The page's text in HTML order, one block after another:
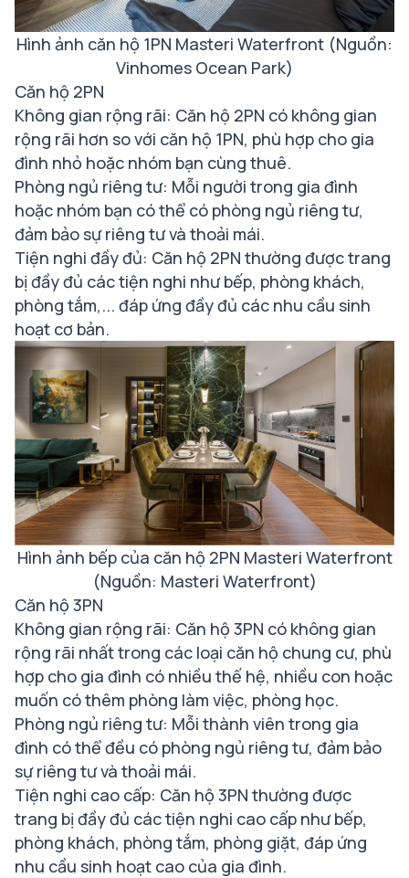
Hình ảnh căn hộ 1PN Masteri Waterfront (Nguồn:
Vinhomes Ocean Park)
Căn hộ 2PN
Không gian rộng rãi: Căn hộ 2PN có không gian
rộng rãi hơn so với căn hộ 1PN, phù hợp cho gia
đình nhỏ hoặc nhóm bạn cùng thuê.
Phòng ngủ riêng tư: Mỗi người trong gia đình
hoặc nhóm bạn có thể có phòng ngủ riêng tư,
đảm bảo sự riêng tư và thoải mái.
Tiện nghi đầy đủ: Căn hộ 2PN thường được trang
bị đầy đủ các tiện nghi như bếp, phòng khách,
phòng tắm,... đáp ứng đầy đủ các nhu cầu sinh
hoạt cơ bản.
Hình ảnh bếp của căn hộ 2PN Masteri Waterfront
(Nguồn: Masteri Waterfront)
Căn hộ 3PN
Không gian rộng rãi: Căn hộ 3PN có không gian
rộng rãi nhất trong các loại căn hộ chung cư, phù
hợp cho gia đình có nhiều thế hệ, nhiều con hoặc
muốn có thêm phòng làm việc, phòng học.
Phòng ngủ riêng tư: Mỗi thành viên trong gia
đình có thể đều có phòng ngủ riêng tư, đảm bảo
sự riêng tư và thoải mái.
Tiện nghi cao cấp: Căn hộ 3PN thường được
trang bị đầy đủ các tiện nghi cao cấp như bếp,
phòng khách, phòng tắm, phòng giặt, đáp ứng
nhu cầu sinh hoạt cao của gia đình.